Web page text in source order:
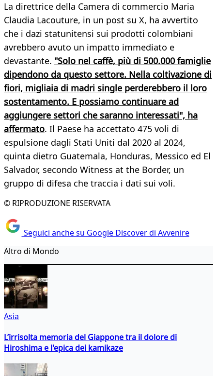
La direttrice della Camera di commercio Maria
Claudia Lacouture, in un post su X, ha avvertito
che i dazi statunitensi sui prodotti colombiani
avrebbero avuto un impatto immediato e
devastante. "Solo nel caffè, più di 500.000 famiglie
dipendono da questo settore. Nella coltivazione di
fiori, migliaia di madri single perderebbero il loro
sostentamento. E possiamo continuare ad
aggiungere settori che saranno interessati", ha
affermato. Il Paese ha accettato 475 voli di
espulsione dagli Stati Uniti dal 2020 al 2024,
quinta dietro Guatemala, Honduras, Messico ed El
Salvador, secondo Witness at the Border, un
gruppo di difesa che traccia i dati sui voli.
© RIPRODUZIONE RISERVATA
Seguici anche su Google Discover di Avvenire
Altro di Mondo
Asia
L’irrisolta memoria del Giappone tra il dolore di
Hiroshima e l'epica dei kamikaze